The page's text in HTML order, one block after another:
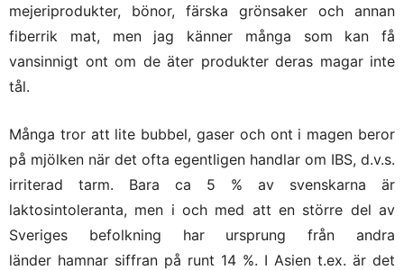
mejeriprodukter, bönor, färska grönsaker och annan
fiberrik mat, men jag känner många som kan få
vansinnigt ont om de äter produkter deras magar inte
tål.
Många tror att lite bubbel, gaser och ont i magen beror
på mjölken när det ofta egentligen handlar om IBS, d.v.s.
irriterad tarm. Bara ca 5 % av svenskarna är
laktosintoleranta, men i och med att en större del av
Sveriges befolkning har ursprung från andra
länder hamnar siffran på runt 14 %. I Asien t.ex. är det